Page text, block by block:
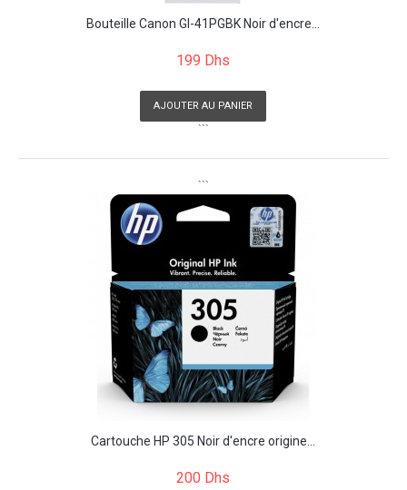
Bouteille Canon GI-41PGBK Noir d'encre...
199 Dhs
AJOUTER AU PANIER
```
```
Cartouche HP 305 Noir d'encre origine...
200 Dhs